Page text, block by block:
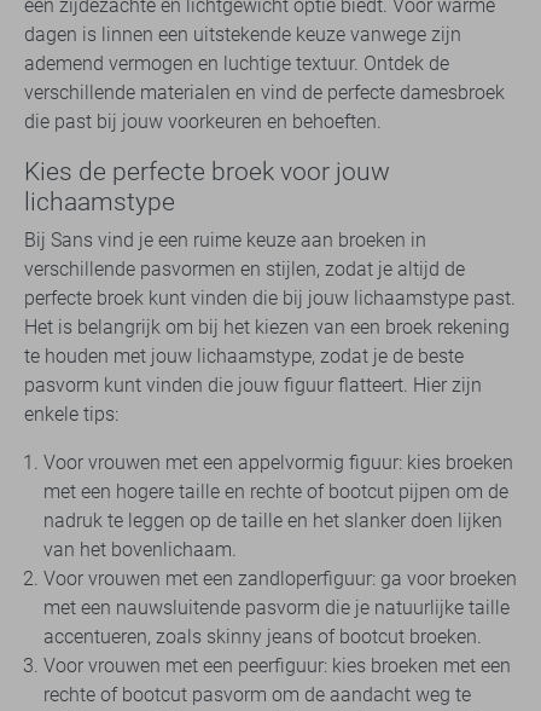
een zijdezachte en lichtgewicht optie biedt. Voor warme
dagen is linnen een uitstekende keuze vanwege zijn
ademend vermogen en luchtige textuur. Ontdek de
verschillende materialen en vind de perfecte damesbroek
die past bij jouw voorkeuren en behoeften.
Kies de perfecte broek voor jouw
lichaamstype
Bij Sans vind je een ruime keuze aan broeken in
verschillende pasvormen en stijlen, zodat je altijd de
perfecte broek kunt vinden die bij jouw lichaamstype past.
Het is belangrijk om bij het kiezen van een broek rekening
te houden met jouw lichaamstype, zodat je de beste
pasvorm kunt vinden die jouw figuur flatteert. Hier zijn
enkele tips:
Voor vrouwen met een appelvormig figuur: kies broeken
met een hogere taille en rechte of bootcut pijpen om de
nadruk te leggen op de taille en het slanker doen lijken
van het bovenlichaam.
Voor vrouwen met een zandloperfiguur: ga voor broeken
met een nauwsluitende pasvorm die je natuurlijke taille
accentueren, zoals skinny jeans of bootcut broeken.
Voor vrouwen met een peerfiguur: kies broeken met een
rechte of bootcut pasvorm om de aandacht weg te